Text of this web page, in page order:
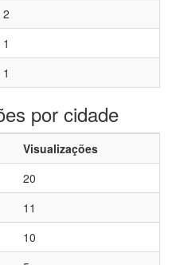
2
1
1
por cidade
Visualizações
20
11
10